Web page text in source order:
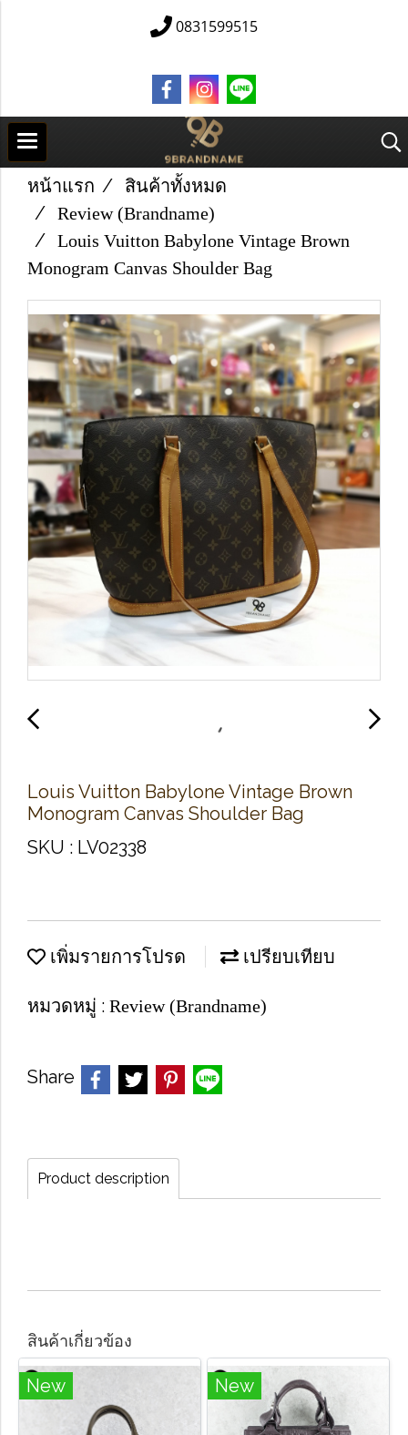
0831599515
หน้าแรก
สินค้าทั้งหมด
Review (Brandname)
Louis Vuitton Babylone Vintage Brown
Monogram Canvas Shoulder Bag
Louis Vuitton Babylone Vintage Brown
Monogram Canvas Shoulder Bag
SKU : LV02338
เพิ่มรายการโปรด เปรียบเทียบ
หมวดหมู่ : Review (Brandname)
Share
Product description
สินค้าเกี่ยวข้อง
New New